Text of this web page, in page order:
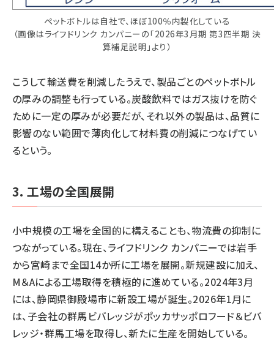
ペットボトルは自社で、ほぼ100％内製化している
（画像はライフドリンク カンパニーの「2026年3月期 第3四半期 決
算補足説明」より）
こうして輸送費を削減したうえで、製品ごとのペットボトル
の厚みの調整も行っている。炭酸飲料ではガス抜けを防ぐ
ために一定の厚みが必要だが、それ以外の製品は、品質に
影響のない範囲で薄肉化して材料費の削減につなげてい
るという。
3. 工場の全国展開
小中規模の工場を全国的に構えることも、物流費の抑制に
つながっている。現在、ライフドリンク カンパニーでは岩手
から宮崎まで全国14か所に工場を展開。新規建設に加え、
M＆Aによる工場取得を積極的に進めている。2024年3月
には、静岡県御殿場市に新設工場が誕生。2026年1月に
は、子会社の群馬ビバレッジがポッカサッポロフード＆ビバ
レッジ・群馬工場を取得し、新たに生産を開始している。